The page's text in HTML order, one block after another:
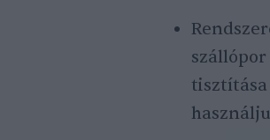
tisztítása